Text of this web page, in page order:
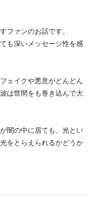
ファンのお話です。
も深いメッセージ性を感
ェイクや悪意がどんどん
は世間をも巻き込んで大
闇の中に居ても、光とい
をとらえられるかどうか